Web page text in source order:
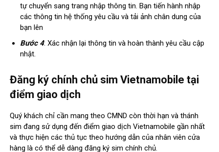
tự chuyển sang trang nhập thông tin. Bạn tiến hành nhập
các thông tin hệ thống yêu cầu và tải ảnh chân dung của
bạn lên
Bước 4: Xác nhận lại thông tin và hoàn thành yêu cầu cập
nhật.
Đăng ký chính chủ sim Vietnamobile tại
điểm giao dịch
Quý khách chỉ cần mang theo CMND còn thời hạn và thánh
sim đang sử dụng đến điểm giao dịch Vietnamobile gần nhất
và thực hiện các thủ tục theo hướng dẫn của nhân viên cửa
hàng là có thể dễ dàng đăng ký sim chính chủ.